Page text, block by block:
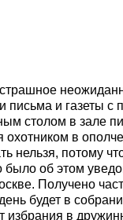
и газеты с
столом в зале
в
нельзя, потому
было об этом
Получено
будет в
в